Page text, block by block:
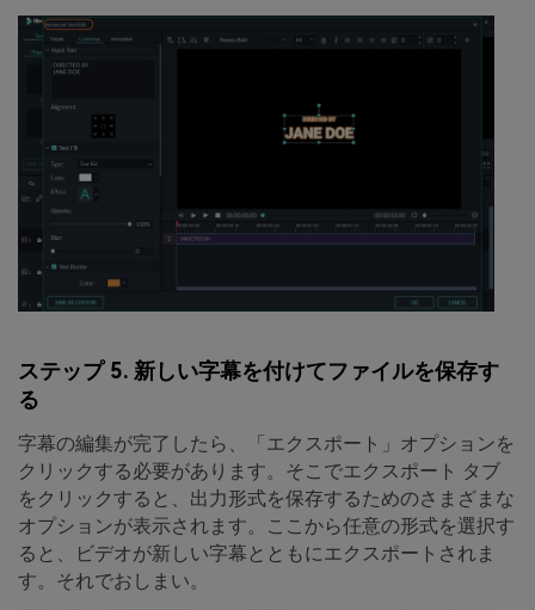
ステップ 5. 新しい字幕を付けてファイルを保存す
る
字幕の編集が完了したら、 「エクスポート」 オプションを
クリックする必要があります。そこでエクスポート タブ
をクリックすると、出力形式を保存するためのさまざまな
オプションが表示されます。ここから任意の形式を選択す
ると、ビデオが新しい字幕とともにエクスポートされま
す。それでおしまい。